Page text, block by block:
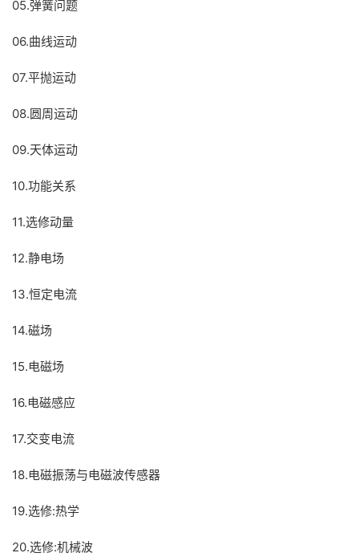
05.弹簧问题
06.曲线运动
07.平抛运动
08.圆周运动
09.天体运动
10.功能关系
11.选修动量
12.静电场
13.恒定电流
14.磁场
15.电磁场
16.电磁感应
17.交变电流
18.电磁振荡与电磁波传感器
19.选修:热学
20.选修:机械波